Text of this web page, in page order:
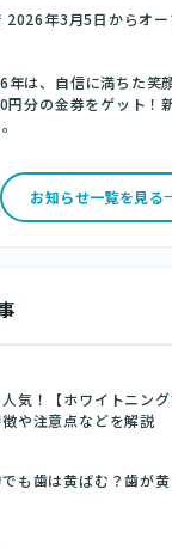
2026年3月5日からオー
年は、自信に満ちた笑
分の金券をゲット！
お知らせ一覧を見る
気！【ホワイトニン
や注意点などを解説
も歯は黄ばむ？歯が